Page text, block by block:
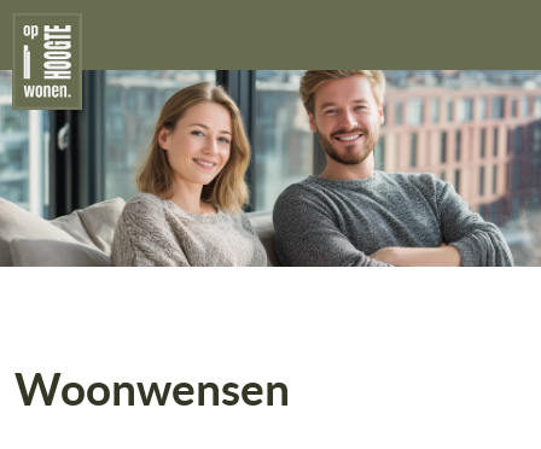
VERKOOP
WOONWENSEN
Woonwensen